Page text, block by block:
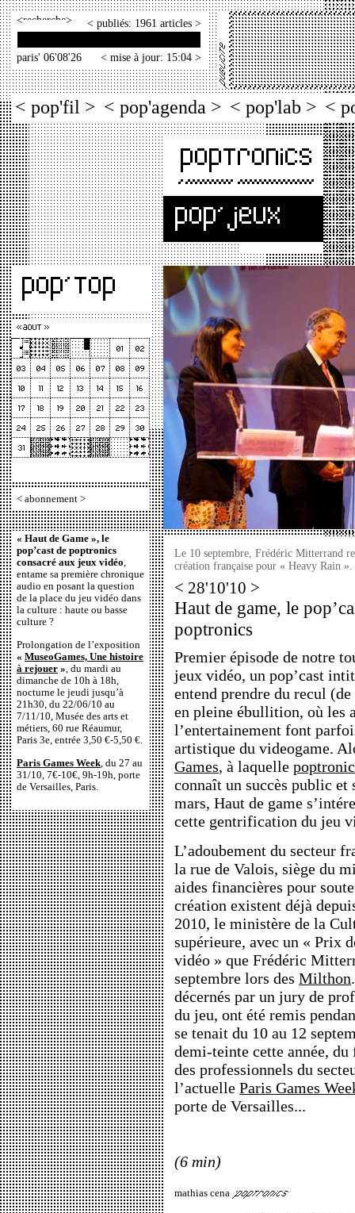
< > < publiés: 1961 articles >
paris' 06'08'26 < mise à jour: 15:04 >
< pop'fil > < pop'agenda > < pop'lab > <
< abonnement >
« Haut de Game », le
pop’cast de poptronics
consacré aux jeux vidéo,
entame sa première chronique
audio en posant la question
de la place du jeu vidéo dans
la culture : haute ou basse
culture ?
Prolongation de l’exposition
« MuseoGames, Une histoire
à rejouer », du mardi au
dimanche de 10h à 18h,
nocturne le jeudi jusqu’à
21h30, du 22/06/10 au
7/11/10, Musée des arts et
métiers, 60 rue Réaumur,
Paris 3e, entrée 3,50 €-5,50 €.
Paris Games Week, du 27 au
31/10, 7€-10€, 9h-19h, porte
de Versailles, Paris.
Le 10 septembre, Frédéric Mitterrand
création française pour « Heavy Rain
< 28'10'10 >
Haut de game, le
poptronics
Premier épisode de notre
jeux vidéo, un pop’cast
entend prendre du recul
en pleine ébullition, où les
l’entertainement font
artistique du videogame.
Games, à laquelle
connaît un succès public et
mars, Haut de game
cette gentrification du jeu
L’adoubement du secteur
la rue de Valois, siège du
aides financières pour
création existent déjà
2010, le ministère de la
supérieure, avec un « Prix
vidéo » que Frédéric
septembre lors des Milthon
décernés par un jury de
du jeu, ont été remis
se tenait du 10 au 12
demi-teinte cette année,
des professionnels du
l’actuelle Paris Games
porte de Versailles...
(6 min)
mathias cena